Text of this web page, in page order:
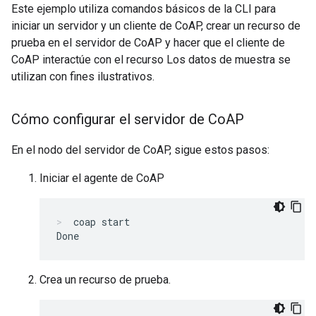
Este ejemplo utiliza comandos básicos de la CLI para
iniciar un servidor y un cliente de CoAP, crear un recurso de
prueba en el servidor de CoAP y hacer que el cliente de
CoAP interactúe con el recurso Los datos de muestra se
utilizan con fines ilustrativos.
Cómo configurar el servidor de CoAP
En el nodo del servidor de CoAP, sigue estos pasos:
Iniciar el agente de CoAP
coap start
Crea un recurso de prueba.